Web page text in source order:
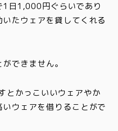
1日1,000円ぐらいであり
たウェアを貸してくれる
できません。
かっこいいウェアやか
ウェアを借りることがで